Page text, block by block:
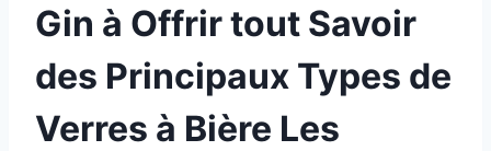
Gin à Offrir tout Savoir
des Principaux Types de
Verres à Bière Les